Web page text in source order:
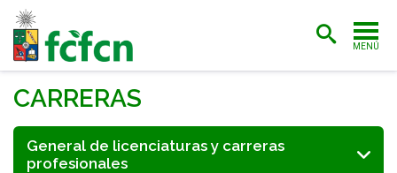
MENÚ
ADMISIÓN
CARRERAS
General de licenciaturas y carreras
profesionales